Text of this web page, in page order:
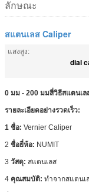
ลักษณะ
สแตนเลส Caliper
แสงสูง:
dial
0 มม - 200 มมสี่วิธีสแตนเล
รายละเอียดอย่างรวดเร็ว:
1 ชื่อ: Vernier Caliper
2 ชื่อยี่ห้อ: NUMIT
3 วัสดุ: สแตนเลส
4 คุณสมบัติ: ทำจากสแตนเ